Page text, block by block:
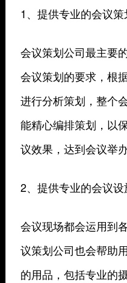
1、提供专业的会议
会议策划公司最主要
会议策划的要求，根
进行分析策划，整个
能精心编排策划，以
议效果，达到会议举
2、提供专业的会议
会议现场都会运用到
议策划公司也会帮助
的用品，包括专业的